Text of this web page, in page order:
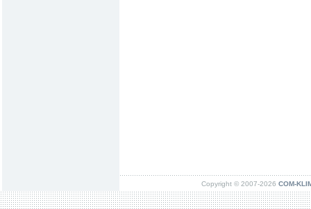
Copyright © 2007-2026 COM-